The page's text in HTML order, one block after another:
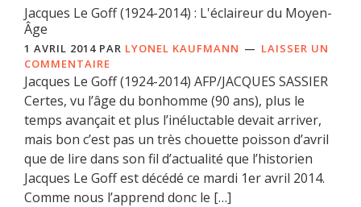
Jacques Le Goff (1924-2014) : L'éclaireur du Moyen-
Âge
1 AVRIL 2014 PAR LYONEL KAUFMANN
LAISSER UN
COMMENTAIRE
Jacques Le Goff (1924-2014) AFP/JACQUES SASSIER
Certes, vu l’âge du bonhomme (90 ans), plus le
temps avançait et plus l’inéluctable devait arriver,
mais bon c’est pas un très chouette poisson d’avril
que de lire dans son fil d’actualité que l’historien
Jacques Le Goff est décédé ce mardi 1er avril 2014.
Comme nous l’apprend donc le […]